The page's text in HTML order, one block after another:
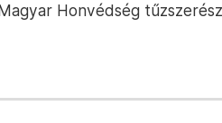
Honvédség